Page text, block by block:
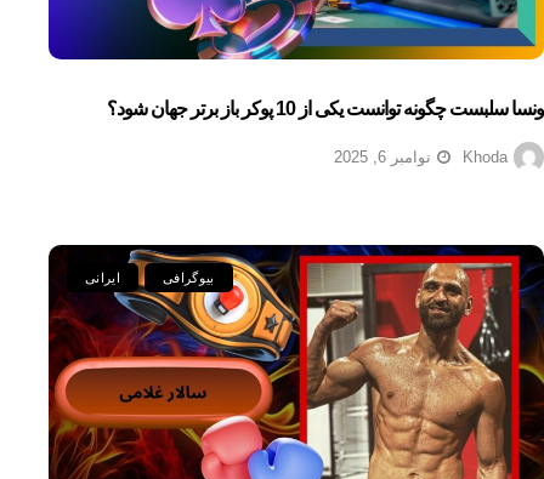
ونسا سلبست چگونه توانست یکی از 10 پوکر باز برتر جهان شود؟
Khoda نوامبر 6, 2025
ایرانی بیوگرافی